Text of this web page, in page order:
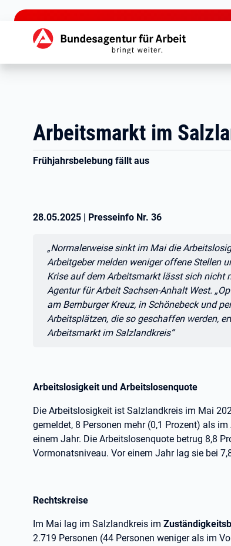
zu den Hauptinhalten springen
Hauptnavigation
Arbeitsmarkt im
Frühjahrsbelebung fällt aus
28.05.2025 | Presseinfo Nr. 36
Zitat:
„Normalerweise sinkt im Mai die
Arbeitgeber melden weniger offene Stellen
Krise auf dem Arbeitsmarkt lässt sich nicht
Agentur für Arbeit Sachsen-Anhalt West.
am Bernburger Kreuz, in Schönebeck und
Arbeitsplätzen, die so geschaffen werden,
Arbeitsmarkt im Salzlandkreis“
Arbeitslosigkeit und Arbeitslosenquote
Die Arbeitslosigkeit ist Salzlandkreis im Mai
gemeldet, 8 Personen mehr (0,1 Prozent) als
einem Jahr. Die Arbeitslosenquote betrug 8,8
Vormonatsniveau. Vor einem Jahr lag sie bei
Rechtskreise
Im Mai lag im Salzlandkreis im
2.719 Personen (44 Personen weniger als im